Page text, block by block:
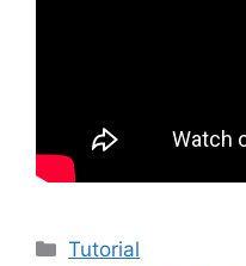
Kategori
Tutorial